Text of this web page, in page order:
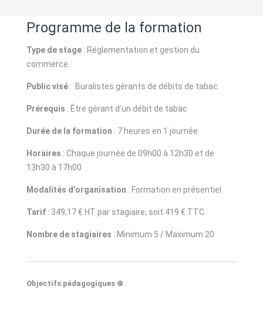
Programme de la formation
Type de stage : Réglementation et gestion du
commerce
Public visé : Buralistes gérants de débits de tabac
Prérequis : Être gérant d’un débit de tabac
Durée de la formation : 7 heures en 1 journée
Horaires : Chaque journée de 09h00 à 12h30 et de
13h30 à 17h00
Modalités d’organisation : Formation en présentiel
Tarif : 349,17 € HT par stagiaire, soit 419 € TTC
Nombre de stagiaires : Minimum 5 / Maximum 20
Objectifs pédagogiques ⊕